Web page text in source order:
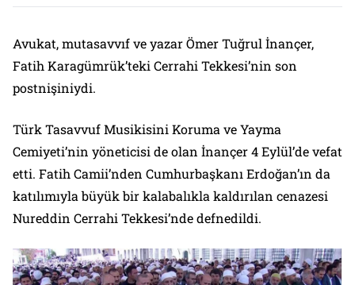
Avukat, mutasavvıf ve yazar Ömer Tuğrul İnançer,
Fatih Karagümrük’teki Cerrahi Tekkesi’nin son
postnişiniydi.
Türk Tasavvuf Musikisini Koruma ve Yayma
Cemiyeti’nin yöneticisi de olan İnançer 4 Eylül’de vefat
etti. Fatih Camii’nden Cumhurbaşkanı Erdoğan’ın da
katılımıyla büyük bir kalabalıkla kaldırılan cenazesi
Nureddin Cerrahi Tekkesi’nde defnedildi.